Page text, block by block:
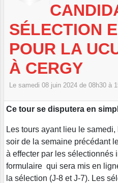
SÉLECTION
POUR LA
À CERGY
Le samedi 08 juin 2024 de 08h30 à
Ce tour se disputera en
Les tours ayant lieu le
soir de la semaine précédant
à effecter par les sélectionnés
formulaire qui sera mis en
la sélection (J-8 et J-7). Les